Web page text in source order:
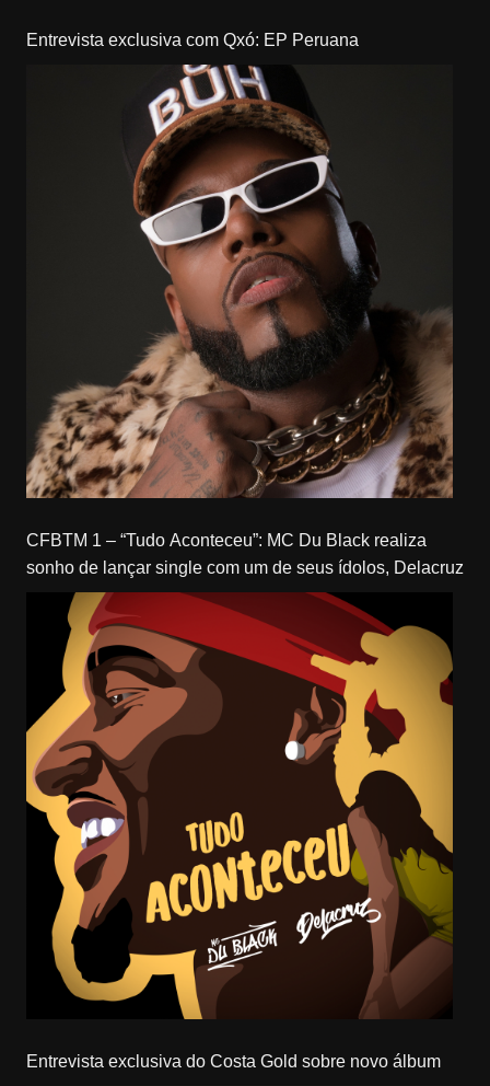
Entrevista exclusiva com Qxó: EP Peruana
CFBTM 1 – “Tudo Aconteceu”: MC Du Black realiza
sonho de lançar single com um de seus ídolos, Delacruz
Entrevista exclusiva do Costa Gold sobre novo álbum